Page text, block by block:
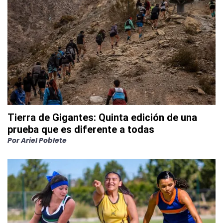
Tierra de Gigantes: Quinta edición de una
prueba que es diferente a todas
PorAriel Poblete